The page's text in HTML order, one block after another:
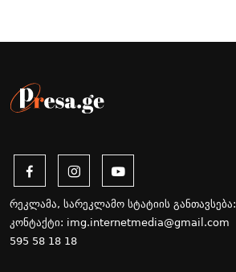
რეკლამა, სარეკლამო სტატიის განთავსება:
კონტაქტი: img.internetmedia@gmail.com
595 58 18 18